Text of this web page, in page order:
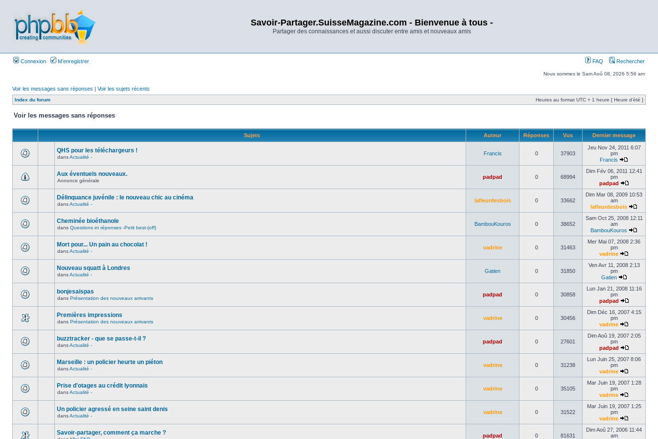
Savoir-Partager.SuisseMagazine.com - Bienvenue à tous -
Partager des connaissances et aussi discuter entre amis et nouveaux amis
Connexion M’enregistrer FAQ Rechercher
Nous sommes le Sam Aoû 08, 2026 5:56 am
Voir les messages sans réponses | Voir les sujets récents
Index du forum Heures au format UTC + 1 heure [ Heure d’été ]
Voir les messages sans réponses
Sujets Auteur Réponses Vus Dernier message
QHS pour les téléchargeurs !
dansActualité -
Francis 0 37903
Jeu Nov 24, 2011 6:07
pm
Francis
Aux éventuels nouveaux.
Annonce générale
padpad 0 68994
Dim Fév 06, 2011 12:41
pm
padpad
Délinquance juvénile : le nouveau chic au cinéma
dansActualité -
lafleurdesbois 0 33662
Dim Mar 08, 2009 10:53
am
lafleurdesbois
Cheminée bioéthanole
dans Questions et réponses -Petit best-(off)
BambouKouros 0 38652
Sam Oct 25, 2008 12:11
am
BambouKouros
Mort pour... Un pain au chocolat !
dansActualité -
vadrine 0 31463
Mer Mai 07, 2008 2:36
pm
vadrine
Nouveau squatt à Londres
dansActualité -
Gatien 0 31850
Ven Avr 11, 2008 2:13
pm
Gatien
bonjesaispas
dans Présentation des nouveaux arrivants
padpad 0 30858
Lun Jan 21, 2008 11:16
pm
padpad
Premières impressions
dans Présentation des nouveaux arrivants
vadrine 0 30456
Dim Déc 16, 2007 4:15
pm
vadrine
buzztracker - que se passe-t-il ?
dansActualité -
padpad 0 27601
Dim Aoû 19, 2007 2:05
pm
padpad
Marseille : un policier heurte un piéton
dansActualité -
vadrine 0 31238
Lun Juin 25, 2007 8:06
pm
vadrine
Prise d'otages au crédit lyonnais
dansActualité -
vadrine 0 35105
Mar Juin 19, 2007 1:28
pm
vadrine
Un policier agressé en seine saint denis
dansActualité -
vadrine 0 31522
Mar Juin 19, 2007 1:25
pm
vadrine
Savoir-partager, comment ça marche ? padpad 0 81631
Dim Aoû 27, 2006 11:44
am